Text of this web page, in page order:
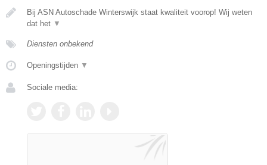
Bij ASN Autoschade Winterswijk staat kwaliteit voorop! Wij weten
dat het ▼
Diensten onbekend
Openingstijden ▼
Sociale media: